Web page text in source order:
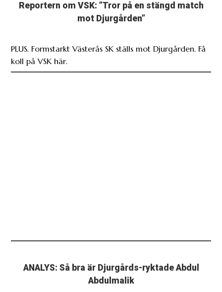
Reportern om VSK: ”Tror på en stängd match
mot Djurgården”
PLUS. Formstarkt Västerås SK ställs mot Djurgården. Få
koll på VSK här.
ANALYS: Så bra är Djurgårds-ryktade Abdul
Abdulmalik